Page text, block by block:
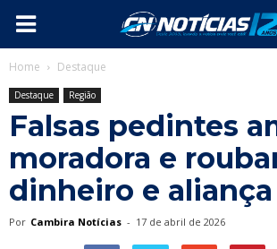
Home Destaque
Destaque Região
Falsas pedintes
moradora e
dinheiro e aliança
Por Cambira Notícias - 17 de abril de 2026